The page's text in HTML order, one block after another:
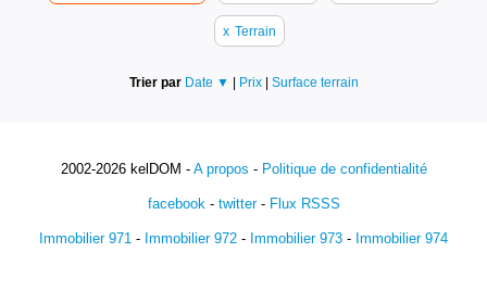
x Terrain
Trier par Date ▼ | Prix | Surface terrain
2002-2026 kelDOM - A propos - Politique de confidentialité
facebook- twitter- Flux RSSS
Immobilier 971 - Immobilier 972 - Immobilier 973 - Immobilier 974